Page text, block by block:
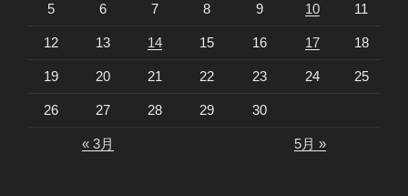
5 6 7 8 9 10 11
12 13 14 15 16 17 18
19 20 21 22 23 24 25
26 27 28 29 30
« 3月 5月 »